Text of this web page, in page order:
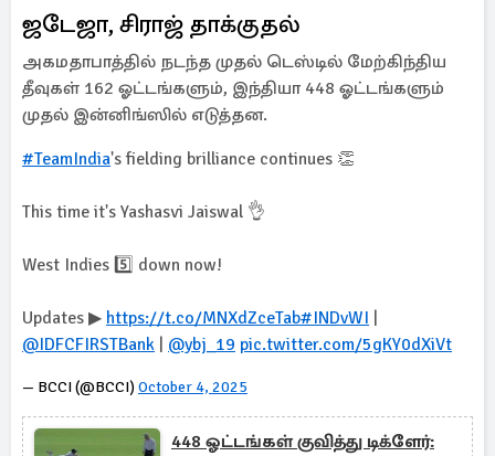
ஜடேஜா, சிராஜ் தாக்குதல்
அகமதாபாத்தில் நடந்த முதல் டெஸ்டில் மேற்கிந்திய
தீவுகள் 162 ஓட்டங்களும், இந்தியா 448 ஓட்டங்களும்
முதல் இன்னிங்ஸில் எடுத்தன.
#TeamIndia's fielding brilliance continues 👏
This time it's Yashasvi Jaiswal 👌
West Indies 5️⃣ down now!
Updates ▶ https://t.co/MNXdZceTab#INDvWI
@IDFCFIRSTBank
@ybj_19 pic.twitter.com/5gKY0dXiVt
— BCCI (@BCCI) October 4, 2025
448 ஓட்டங்கள் குவித்து டிக்ளேர்: